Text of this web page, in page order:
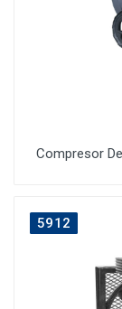
Compresor
5912